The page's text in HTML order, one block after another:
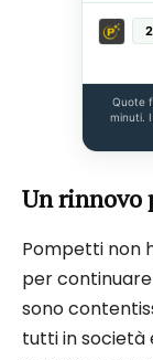
Quote
minuti.
Un rinnovo
Pompetti non
per
sono
tutti in società